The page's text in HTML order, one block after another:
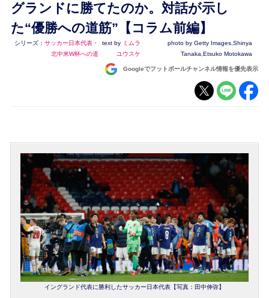
UEFA
ナショナルチーム
高校サッカー
グランドに勝てたのか。対話が示し
た“優勝への道筋”【コラム前編】
シリーズ：サッカー日本代表・
北中米W杯への道
text by ミムラ
ユウスケ
photo by Getty Images,Shinya
Tanaka,Etsuko Motokawa
Googleでフットボールチャンネル情報を優先表示
イングランド代表に勝利したサッカー日本代表【写真：田中伸弥】